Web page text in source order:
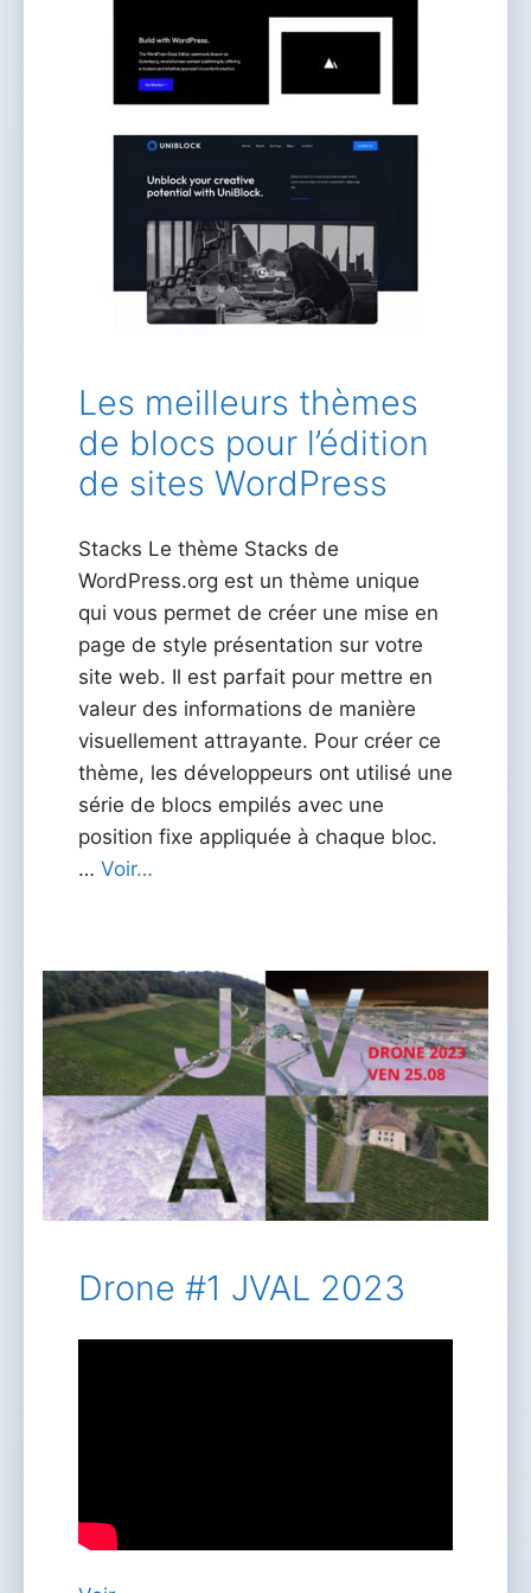
Les meilleurs thèmes
de blocs pour l’édition
de sites WordPress
Stacks Le thème Stacks de
WordPress.org est un thème unique
qui vous permet de créer une mise en
page de style présentation sur votre
site web. Il est parfait pour mettre en
valeur des informations de manière
visuellement attrayante. Pour créer ce
thème, les développeurs ont utilisé une
série de blocs empilés avec une
position fixe appliquée à chaque bloc.
… Voir…
Drone #1 JVAL 2023